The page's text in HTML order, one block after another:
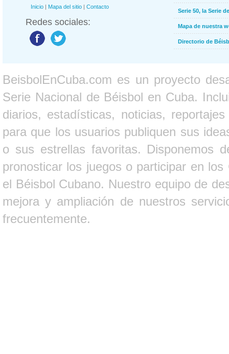
Inicio | Mapa del sitio | Contacto
Redes sociales:
Serie 50, la Serie
Mapa de nuestra
Directorio de
BeisbolEnCuba.com es un proyecto
Serie Nacional de Béisbol en Cuba.
diarios, estadísticas, noticias,
para que los usuarios publiquen sus
o sus estrellas favoritas. Disponemos
pronosticar los juegos o participar en
el Béisbol Cubano. Nuestro equipo de
mejora y ampliación de nuestros
frecuentemente.